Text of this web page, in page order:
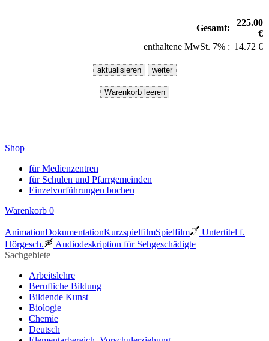
Gesamt:
225.00
€
enthaltene MwSt. 7% : 14.72 €
Shop
für Medienzentren
für Schulen und Pfarrgemeinden
Einzelvorführungen buchen
Warenkorb 0
AnimationDokumentationKurzspielfilmSpielfilm
Untertitel f.
Hörgesch.
Audiodeskription für Sehgeschädigte
Sachgebiete
Arbeitslehre
Berufliche Bildung
Bildende Kunst
Biologie
Chemie
Deutsch